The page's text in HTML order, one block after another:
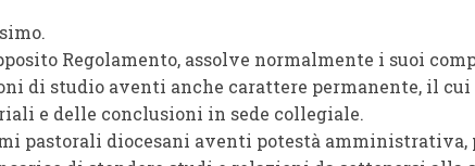
Regolamento, assolve normalmente i suoi
di studio aventi anche carattere permanente, il
e delle conclusioni in sede collegiale.
pastorali diocesani aventi potestà